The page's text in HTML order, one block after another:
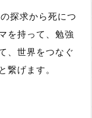
探求から死につ
を持って、勉強
、世界をつなぐ
繋げます。